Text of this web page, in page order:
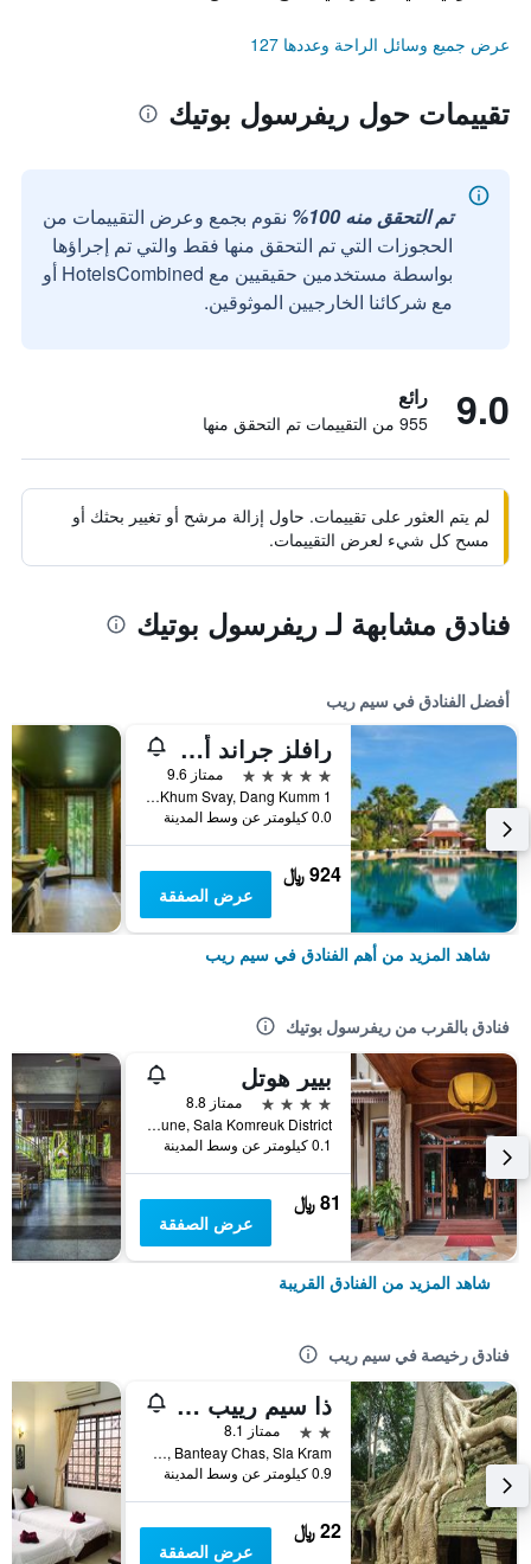
عرض جميع وسائل الراحة وعددها 127
تقييمات حول ريفرسول بوتيك
تم التحقق منه 100%
نقوم بجمع وعرض التقييمات من
الحجوزات التي تم التحقق منها فقط والتي تم إجراؤها
بواسطة مستخدمين حقيقيين مع HotelsCombined أو
مع شركائنا الخارجيين الموثوقين.
9.0 رائع
955 من التقييمات تم التحقق منها
لم يتم العثور على تقييمات. حاول إزالة مرشح أو تغيير بحثك أو
مسح كل شيء لعرض التقييمات.
فنادق مشابهة لـ ريفرسول بوتيك
أفضل الفنادق في سيم ريب
رافلز جراند أوتل دانجكور
5 نجوم
ممتاز 9.6
1 Vithei Charles de Gaulle, Khum Svay, Dang Kumm, سيم ريب, كمبوديا
0.0 كيلومتر عن وسط المدينة
924 ﷼
عرض الصفقة
شاهد المزيد من أهم الفنادق في سيم ريب
فنادق بالقرب من ريفرسول بوتيك
بيير هوتل
4 نجوم
ممتاز 8.8
Wat Bo Commune, Sala Komreuk District, سيم ريب, كمبوديا
0.1 كيلومتر عن وسط المدينة
81 ﷼
عرض الصفقة
شاهد المزيد من الفنادق القريبة
فنادق رخيصة في سيم ريب
ذا سيم رييب تشيلد باكباكرز
2 نجمتين
ممتاز 8.1
Wat Bo Rd, Banteay Chas, Sla Kram, سيم ريب, كمبوديا
0.9 كيلومتر عن وسط المدينة
22 ﷼
عرض الصفقة